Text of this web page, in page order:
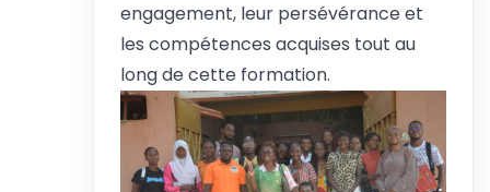
engagement, leur persévérance et
les compétences acquises tout au
long de cette formation.